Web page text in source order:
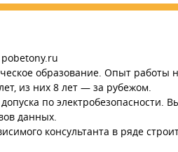
pobetony.ru
образование. Опыт работы
из них 8 лет — за рубежом.
по электробезопасности.
данных.
консультанта в ряде